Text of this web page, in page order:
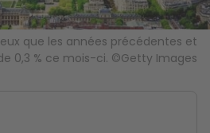
que les années précédentes et
0,3 % ce mois-ci. ©Getty Images